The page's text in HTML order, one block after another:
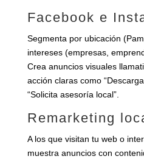
Facebook e
Segmenta por ubicación
intereses (empresas,
Crea anuncios visuales
acción claras como
“Solicita asesoría local”.
Remarketing
A los que visitan tu web o
muestra anuncios con